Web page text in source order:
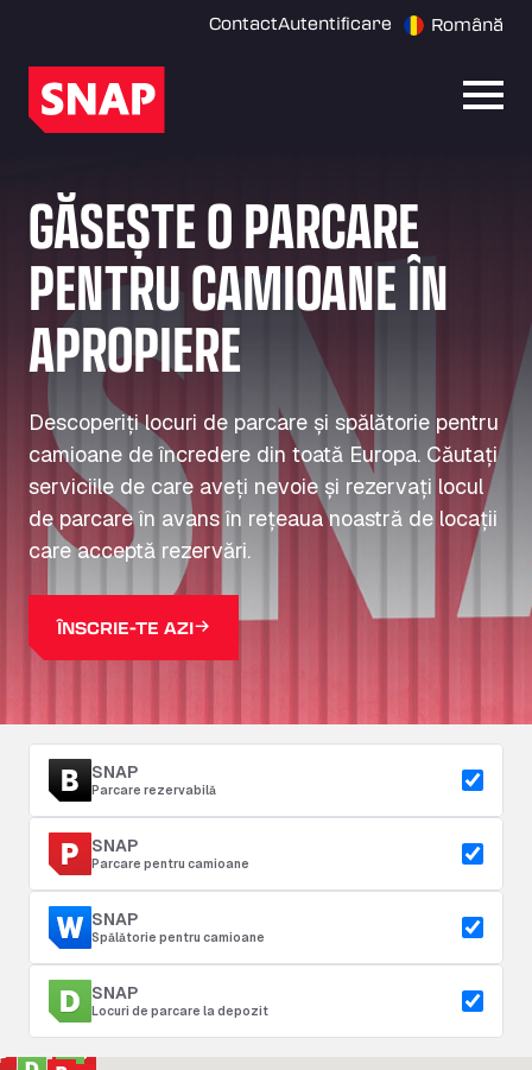
ContactAutentificare Română
GĂSEȘTE O PARCARE
PENTRU CAMIOANE ÎN
APROPIERE
Descoperiți locuri de parcare și spălătorie pentru
camioane de încredere din toată Europa. Căutați
serviciile de care aveți nevoie și rezervați locul
de parcare în avans în rețeaua noastră de locații
care acceptă rezervări.
ÎNSCRIE-TE AZI
SNAP
Parcare rezervabilă
SNAP
Parcare pentru camioane
SNAP
Spălătorie pentru camioane
SNAP
Locuri de parcare la depozit